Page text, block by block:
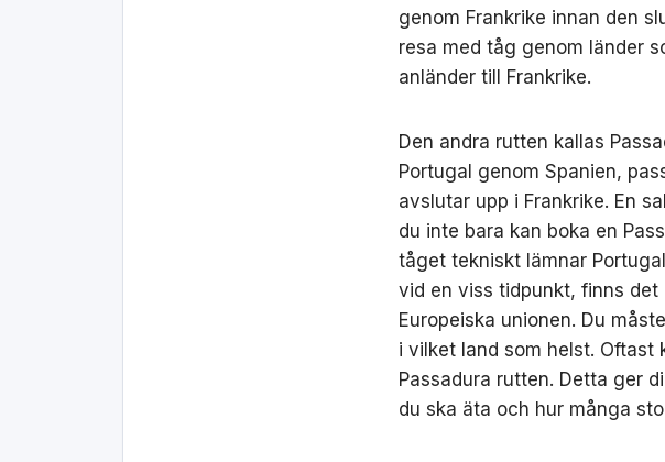
genom Frankrike innan den
resa med tåg genom länder
anländer till Frankrike.
Den andra rutten kallas
Portugal genom Spanien,
avslutar upp i Frankrike. En
du inte bara kan boka en
tåget tekniskt lämnar
vid en viss tidpunkt, finns
Europeiska unionen. Du
i vilket land som helst. Oftast
Passadura rutten. Detta ger
du ska äta och hur många